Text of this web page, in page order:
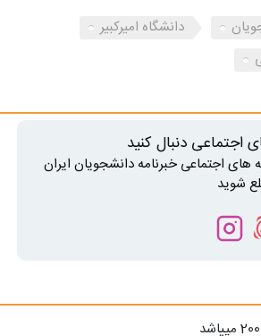
دانشگاه امیرکبیر
اجتماعی دنبال کنید
اجتماعی خبرنامه دانشجویان ایران
شوید